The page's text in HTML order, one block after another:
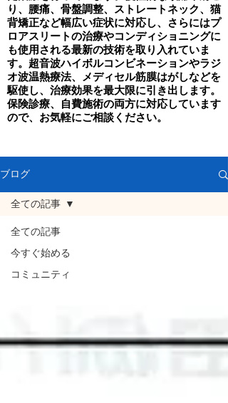
り、腰痛、骨盤調整、ストレートネック、猫
背矯正など幅広い症状に対応し、さらにはプ
ロアスリートの治療やコンディショニングに
も使用される最新の技術を取り入れていま
す。超音波ハイボルコンビネーションやラジ
オ波温熱療法、メディセル筋膜はがしなどを
駆使し、治療効果を最大限に引き出します。
保険診療、自費施術の両方に対応しています
ので、お気軽にご相談ください。
ブログ
全ての記事
今すぐ始める
コミュニティ
全ての記事